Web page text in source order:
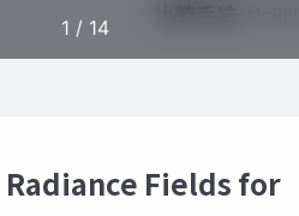
Radiance Fields for